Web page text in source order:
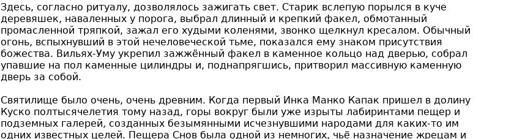
Здесь, согласно ритуалу, дозволялось зажигать свет. Старик вслепую порылся в куче
деревяшек, наваленных у порога, выбрал длинный и крепкий факел, обмотанный
промасленной тряпкой, зажал его худыми коленями, звонко щелкнул кресалом. Обычный
огонь, вспыхнувший в этой нечеловеческой тьме, показался ему знаком присутствия
божества. Вильях-Уму укрепил зажжённый факел в каменное кольцо над дверью, собрал
упавшие на пол каменные цилиндры и, поднапрягшись, притворил массивную каменную
дверь за собой.
Святилище было очень, очень древним. Когда первый Инка Манко Капак пришел в долину
Куско полтысячелетия тому назад, горы вокруг были уже изрыты лабиринтами пещер и
подземных галерей, созданных безымянными исчезнувшими народами для каких-то им
одних известных целей. Пещера Снов была одной из немногих, чьё назначение жрецам и